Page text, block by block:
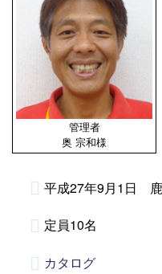
管理者
奥 宗和様
平成27年9月1日
定員10名
カタログ